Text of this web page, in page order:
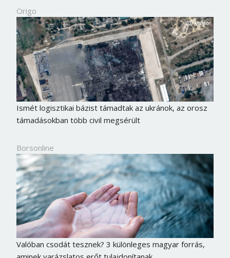
Origo
Ismét logisztikai bázist támadtak az ukránok, az orosz
támadásokban több civil megsérült
Borsonline
Valóban csodát tesznek? 3 különleges magyar forrás,